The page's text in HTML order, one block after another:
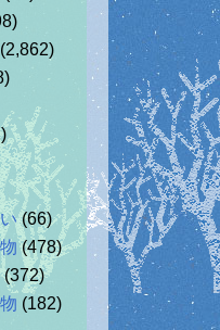
(2,862)
(66)
(478)
(372)
(182)